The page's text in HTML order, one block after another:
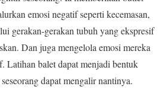
emosi negatif seperti kecemasan,
gerakan-gerakan tubuh yang ekspresif
Dan juga mengelola emosi mereka
Latihan balet dapat menjadi bentuk
dapat mengalir nantinya.